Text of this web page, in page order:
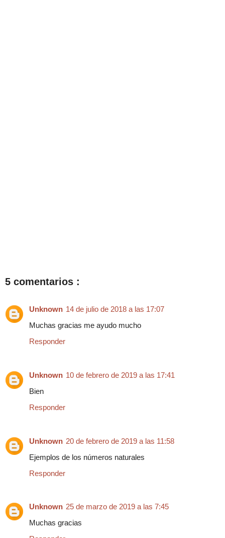
5 comentarios :
Unknown 14 de julio de 2018 a las 17:07
Muchas gracias me ayudo mucho
Responder
Unknown 10 de febrero de 2019 a las 17:41
Bien
Responder
Unknown 20 de febrero de 2019 a las 11:58
Ejemplos de los números naturales
Responder
Unknown 25 de marzo de 2019 a las 7:45
Muchas gracias